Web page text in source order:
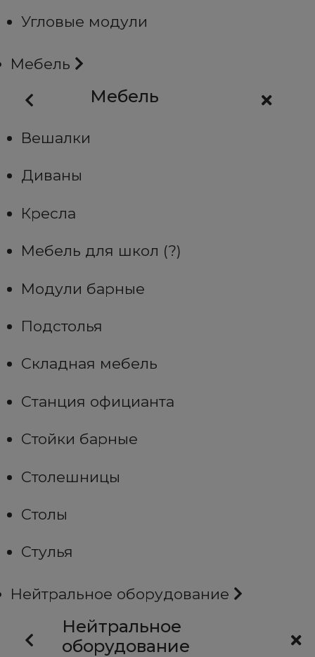
Угловые модули
Мебель
Мебель
Вешалки
Диваны
Кресла
Мебель для школ (?)
Модули барные
Подстолья
Складная мебель
Станция официанта
Стойки барные
Столешницы
Столы
Стулья
Нейтральное оборудование
Нейтральное
оборудование